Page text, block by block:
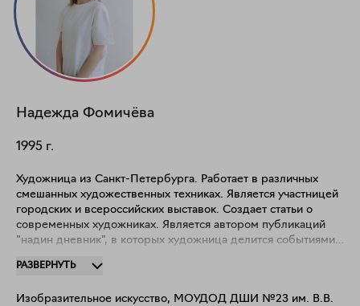
Надежда Фомичёва
1995 г.
Художница из Санкт-Петербурга. Работает в различных
смешанных художественных техниках. Является участницей
городских и всероссийских выставок. Создает статьи о
современных художниках. Является автором публикаций
"надин дневник", в которых художница делится событиями
необычные и странные вещи, которые вызывают разные
додумывать. Главное сегодня – не закрываться от нового и
РАЗВЕРНУТЬ
Изобразительное искусство, МОУДОД ДШИ №23 им. В.В.